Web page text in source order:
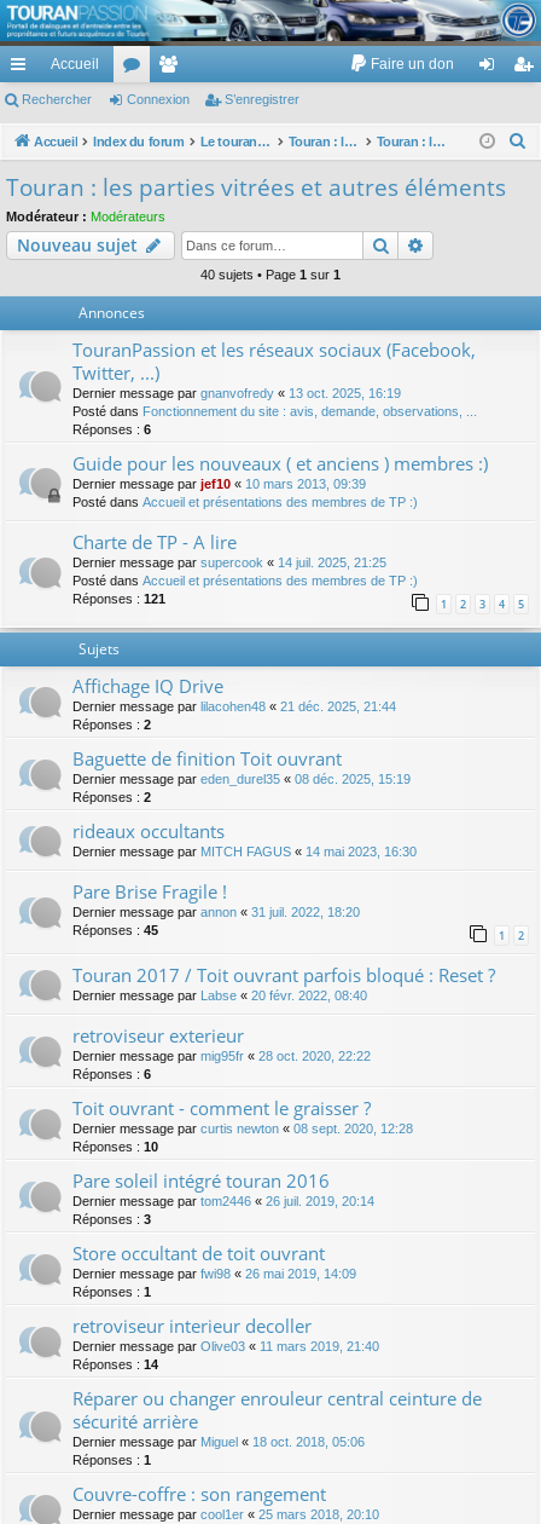
TouranPassion
Le forum des propriétaires ou futurs acquéreurs du Volkswagen Touran
cc
ès
pi
de
Accueil
or
u
e
m
Faire un don
ne nr
Rechercher Connexion S’enregistrer
Accueil Index du forum Le touran dans ses versions I (V1 V2 V3) et II ... Touran : les éléments et équipements extérieurs et intérieurs Touran : les parties vitrées et autres éléments
c
Touran : les parties vitrées et autres éléments
Modérateur : Modérateurs
Nouveau sujet Rechercher
40 sujets • Page 1 sur 1
Annonces
TouranPassion et les réseaux sociaux (Facebook,
Twitter, ...)
Dernier message par gnanvofredy « 13 oct. 2025, 16:19
Posté dans Fonctionnement du site : avis, demande, observations, ...
Réponses : 6
Guide pour les nouveaux ( et anciens ) membres :)
Dernier message par jef10 « 10 mars 2013, 09:39
Posté dans Accueil et présentations des membres de TP :)
Charte de TP - A lire
Dernier message par supercook « 14 juil. 2025, 21:25
Posté dans Accueil et présentations des membres de TP :)
Réponses : 121 1 2 3 4 5
Sujets
Affichage IQ Drive
Dernier message par lilacohen48 « 21 déc. 2025, 21:44
Réponses : 2
Baguette de finition Toit ouvrant
Dernier message par eden_durel35 « 08 déc. 2025, 15:19
Réponses : 2
rideaux occultants
Dernier message par MITCH FAGUS « 14 mai 2023, 16:30
Pare Brise Fragile !
Dernier message par annon « 31 juil. 2022, 18:20
Réponses : 45 1 2
Touran 2017 / Toit ouvrant parfois bloqué : Reset ?
Dernier message par Labse « 20 févr. 2022, 08:40
retroviseur exterieur
Dernier message par mig95fr « 28 oct. 2020, 22:22
Réponses : 6
Toit ouvrant - comment le graisser ?
Dernier message par curtis newton « 08 sept. 2020, 12:28
Réponses : 10
Pare soleil intégré touran 2016
Dernier message par tom2446 « 26 juil. 2019, 20:14
Réponses : 3
Store occultant de toit ouvrant
Dernier message par fwi98 « 26 mai 2019, 14:09
Réponses : 1
retroviseur interieur decoller
Dernier message par Olive03 « 11 mars 2019, 21:40
Réponses : 14
Réparer ou changer enrouleur central ceinture de
sécurité arrière
Dernier message par Miguel « 18 oct. 2018, 05:06
Réponses : 1
Couvre-coffre : son rangement
Dernier message par cool1er « 25 mars 2018, 20:10